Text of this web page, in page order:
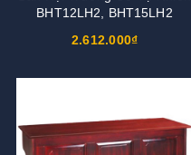
BHT12LH2, BHT15LH2
2.612.000₫